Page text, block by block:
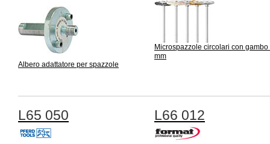
Albero adattatore per spazzole
Microspazzole circolari con gambo
mm
L65 050 L66 012